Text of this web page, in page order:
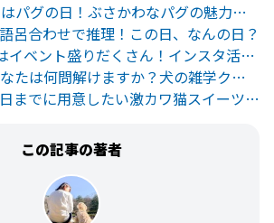
【犬図鑑】8月9日はパグの日！ぶさかわなパグの魅力とは
呂合わせで推理！この日、なんの日？
2月22日の猫の日はイベント盛りだくさん！インスタ活用術もご紹介
正答率30%！？あなたは何問解けますか？犬の雑学クイズ
SNS映えも！猫の日までに用意したい激カワ猫スイーツ8選
この記事の著者